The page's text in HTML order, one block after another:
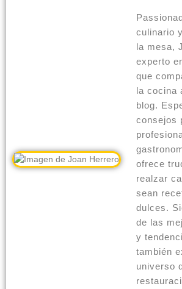
culinario
la mesa,
experto
que
la cocina
blog.
consejos
ofrece
realzar
sean
dulces.
de las
y
también
universo